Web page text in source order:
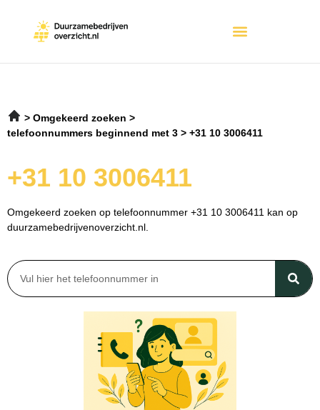
Omgekeerd zoeken
telefoonnummers beginnend met 3
+31 10 3006411
+31 10 3006411
Omgekeerd zoeken op telefoonnummer +31 10 3006411 kan op
duurzamebedrijvenoverzicht.nl.